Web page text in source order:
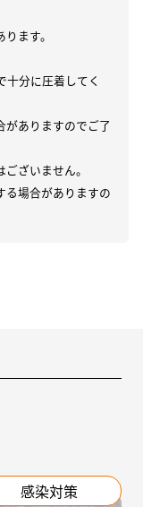
ます。
十分に圧着してく
がありますのでご了
ざいません。
る場合がありますの
感染対策